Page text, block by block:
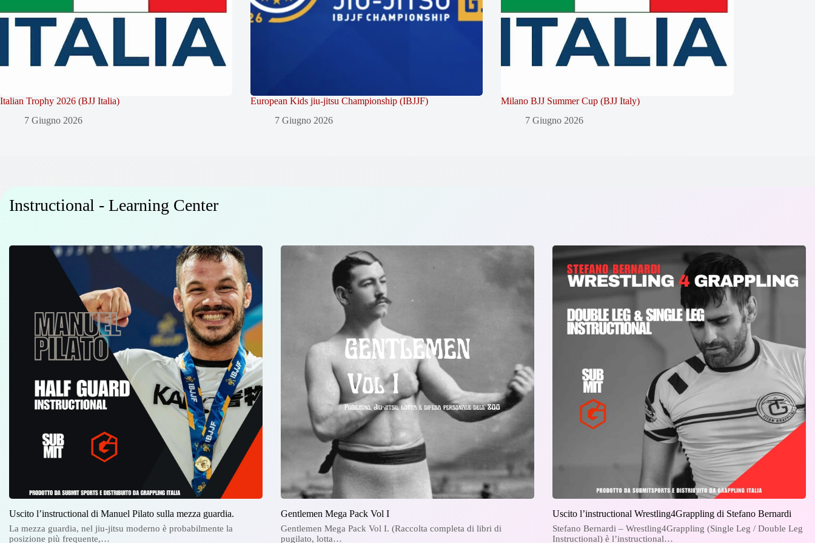
Italian Trophy 2026 (BJJ Italia)
7 Giugno 2026
European Kids jiu-jitsu Championship (IBJJF)
7 Giugno 2026
Milano BJJ Summer Cup (BJJ Italy)
7 Giugno 2026
Instructional - Learning Center
Uscito l’instructional di Manuel Pilato sulla mezza guardia.
La mezza guardia, nel jiu-jitsu moderno è probabilmente la
posizione più frequente,…
Gentlemen Mega Pack Vol I
Gentlemen Mega Pack Vol I. (Raccolta completa di libri di
pugilato, lotta…
Uscito l’instructional Wrestling4Grappling di Stefano Bernardi
Stefano Bernardi – Wrestling4Grappling (Single Leg / Double Leg
Instructional) è l’instructional…